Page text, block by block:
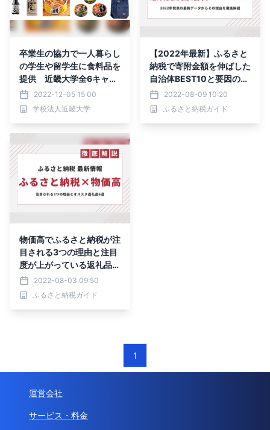
卒業生の協力で一人暮らし
の学生や留学生に食料品を
提供 近畿大学全6キャン
パスほかの学生5,000人
を支援
2022-12-05 15:00
学校法人近畿大学
【2022年最新】ふるさと
納税で寄附金額を伸ばした
自治体BEST10と要因の考
察を発表｜最大587倍も
2022-08-09 10:20
ふるさと納税ガイド
物価高でふるさと納税が注
目される3つの理由と注目
度が上がっている返礼品を
発表2022-08-03 09:50
ふるさと納税ガイド
1
運営会社
サービス・料金